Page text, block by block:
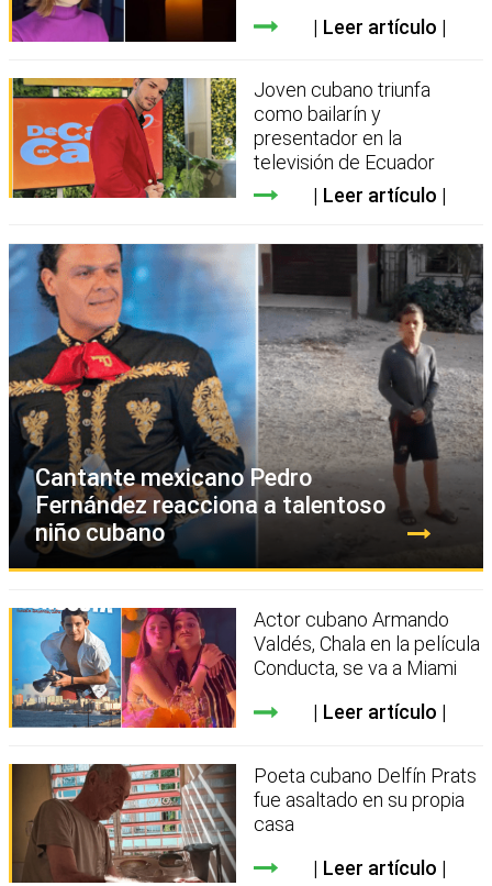
Leer artículo
Joven cubano triunfa
como bailarín y
presentador en la
televisión de Ecuador
Leer artículo
Cantante mexicano Pedro
Fernández reacciona a talentoso
niño cubano
Actor cubano Armando
Valdés, Chala en la película
Conducta, se va a Miami
Leer artículo
Poeta cubano Delfín Prats
fue asaltado en su propia
casa
Leer artículo